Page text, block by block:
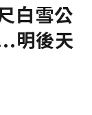
白雪公
明後天